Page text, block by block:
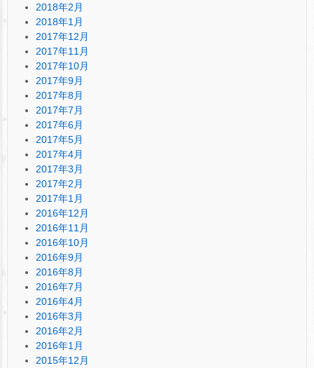
2018年2月
2018年1月
2017年12月
2017年11月
2017年10月
2017年9月
2017年8月
2017年7月
2017年6月
2017年5月
2017年4月
2017年3月
2017年2月
2017年1月
2016年12月
2016年11月
2016年10月
2016年9月
2016年8月
2016年7月
2016年4月
2016年3月
2016年2月
2016年1月
2015年12月